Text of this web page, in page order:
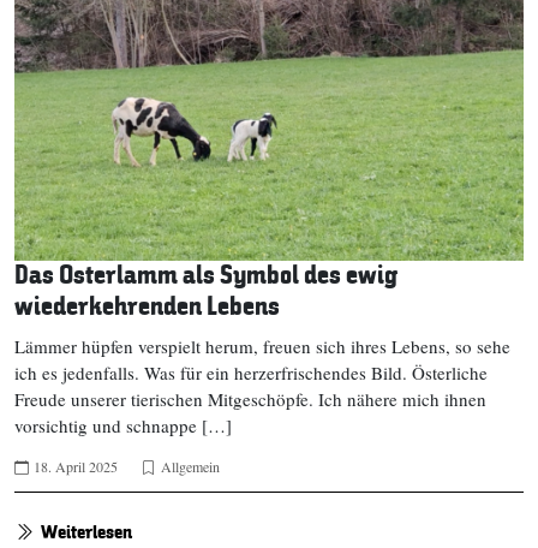
Das Osterlamm als Symbol des ewig
wiederkehrenden Lebens
Lämmer hüpfen verspielt herum, freuen sich ihres Lebens, so sehe
ich es jedenfalls. Was für ein herzerfrischendes Bild. Österliche
Freude unserer tierischen Mitgeschöpfe. Ich nähere mich ihnen
vorsichtig und schnappe […]
18. April 2025 Allgemein
Weiterlesen